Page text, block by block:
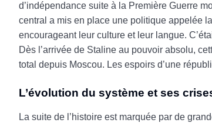
d’indépendance suite à la Première Guerre
central a mis en place une politique appelée
encourageant leur culture et leur langue.
Dès l’arrivée de Staline au pouvoir absolu,
total depuis Moscou. Les espoirs d’une
L’évolution du système et ses
La suite de l’histoire est marquée par de